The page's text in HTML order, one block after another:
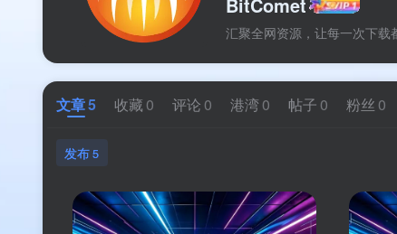
汇聚全网资源，让每一次下载
文章5 收藏 0 评论 0 港湾0 帖子 0 粉丝 0
发布5